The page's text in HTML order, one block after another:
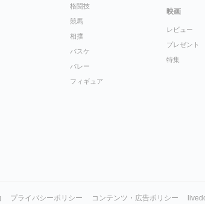
格闘技
競馬
相撲
バスケ
バレー
フィギュア
映画
レビュー
プレゼント
特集
プライバシーポリシー コンテンツ・広告ポリシー